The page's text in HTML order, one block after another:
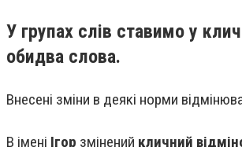
У групах слів ставимо у
обидва слова.
Внесені зміни в деякі норми
В імені Ігор змінений кличний